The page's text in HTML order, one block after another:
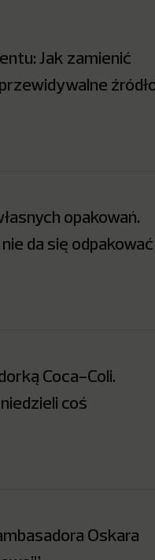
Jak zamienić
opakowań.
da się odpakować
Coca-Coli.
coś
Oskara